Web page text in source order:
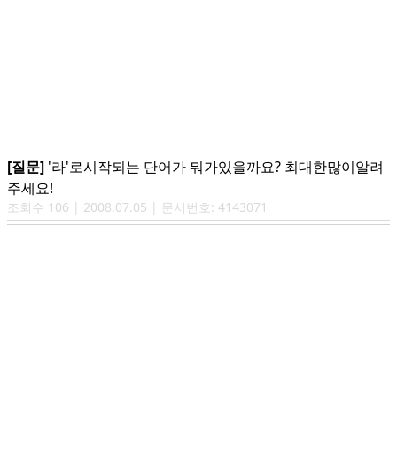
[질문] '라'로시작되는 단어가 뭐가있을까요? 최대한많이알려
주세요!
조회수 106 | 2008.07.05 | 문서번호: 4143071